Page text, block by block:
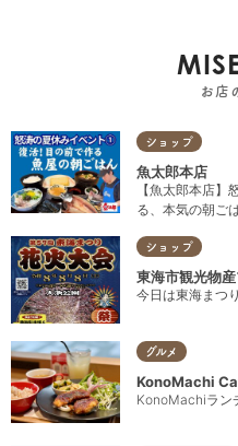
お店
ショップ
魚太郎本店
【魚太郎本店
る、本気の朝ご
ショップ
東海市観光物
今日は東海まつ
グルメ
KonoMachi
KonoMachiラン